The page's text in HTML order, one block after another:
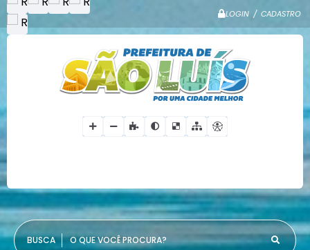
LOGIN / CADASTRO
O QUE VOCÊ PROCURA?